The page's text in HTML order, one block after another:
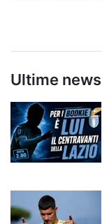
Ultime news